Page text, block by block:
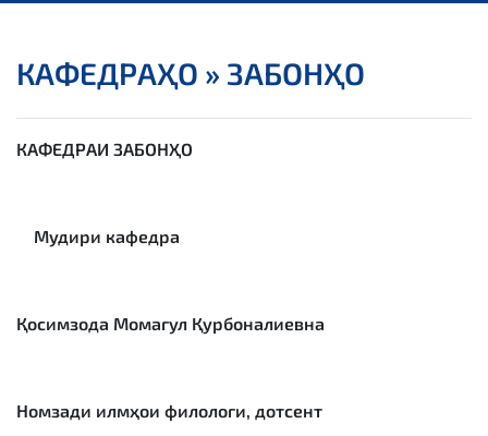
КАФЕДРАҲО » ЗАБОНҲО
КАФЕДРАИ ЗАБОНҲО
Мудири кафедра
Қосимзода Момагул Қурбоналиевна
Номзади илмҳои филологи, дотсент